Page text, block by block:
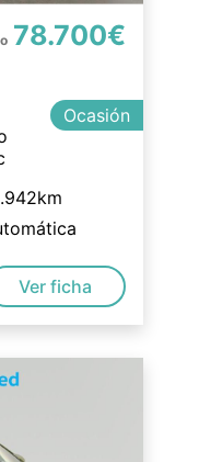
78.700€
Ocasión
Ver ficha